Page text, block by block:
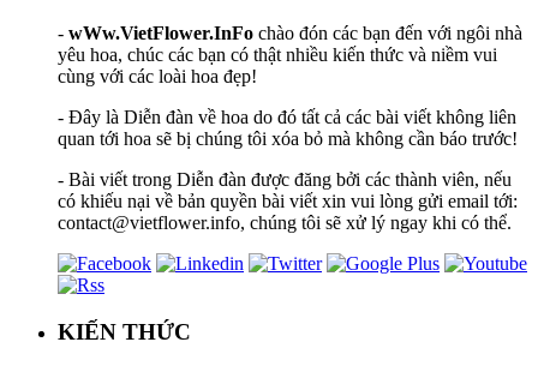
- wWw.VietFlower.InFo chào đón các bạn đến với ngôi nhà
yêu hoa, chúc các bạn có thật nhiều kiến thức và niềm vui
cùng với các loài hoa đẹp!
- Đây là Diễn đàn về hoa do đó tất cả các bài viết không liên
quan tới hoa sẽ bị chúng tôi xóa bỏ mà không cần báo trước!
- Bài viết trong Diễn đàn được đăng bởi các thành viên, nếu
có khiếu nại về bản quyền bài viết xin vui lòng gửi email tới:
contact@vietflower.info, chúng tôi sẽ xử lý ngay khi có thể.
KIẾN THỨC